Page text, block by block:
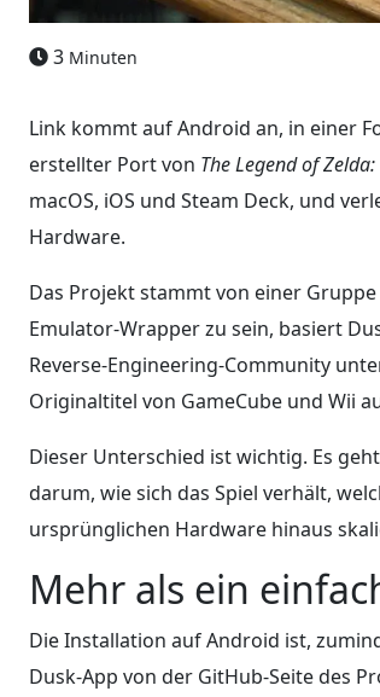
3 Minuten
Link kommt auf Android an, in einer
erstellter Port von The Legend of
macOS, iOS und Steam Deck, und
Hardware.
Das Projekt stammt von einer
Emulator-Wrapper zu sein, basiert
Reverse-Engineering-Community
Originaltitel von GameCube und Wii
Dieser Unterschied ist wichtig. Es
darum, wie sich das Spiel verhält,
ursprünglichen Hardware hinaus
Mehr als ein
Die Installation auf Android ist,
Dusk-App von der GitHub-Seite des